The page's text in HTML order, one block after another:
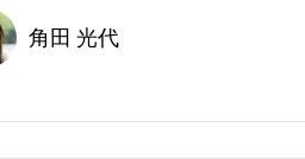
角田 光代